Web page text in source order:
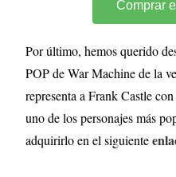
Comprar
Por último, hemos querido
POP de War Machine de la
representa a Frank Castle
uno de los personajes más
adquirirlo en el siguiente